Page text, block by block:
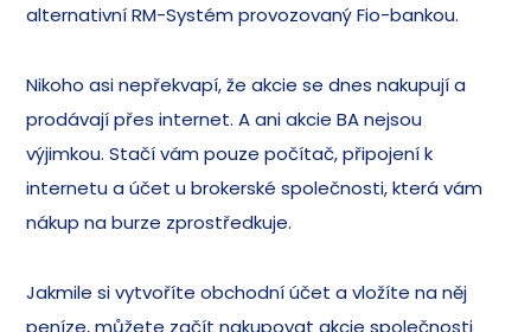
alternativní RM-Systém provozovaný Fio-bankou.
Nikoho asi nepřekvapí, že akcie se dnes nakupují a
prodávají přes internet. A ani akcie BA nejsou
výjimkou. Stačí vám pouze počítač, připojení k
internetu a účet u brokerské společnosti, která vám
nákup na burze zprostředkuje.
Jakmile si vytvoříte obchodní účet a vložíte na něj
peníze, můžete začít nakupovat akcie společnosti